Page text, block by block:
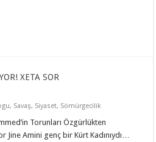
XETA SOR
, Savaş, Siyaset, Sömürgecilik
Torunları Özgürlükten
Jine Amini genç bir Kürt Kadınıydı…